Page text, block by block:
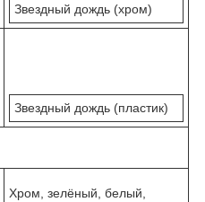
Звездный дождь (хром)
Звездный дождь (пластик)
Хром, зелёный, белый,